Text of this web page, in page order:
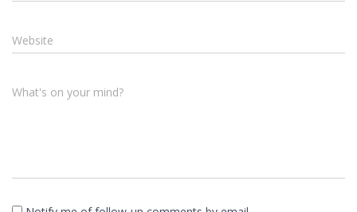
Website
What's on your mind?